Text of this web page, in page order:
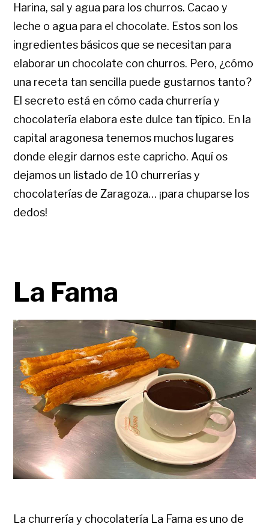
Harina, sal y agua para los churros. Cacao y
leche o agua para el chocolate. Estos son los
ingredientes básicos que se necesitan para
elaborar un chocolate con churros. Pero, ¿cómo
una receta tan sencilla puede gustarnos tanto?
El secreto está en cómo cada churrería y
chocolatería elabora este dulce tan típico. En la
capital aragonesa tenemos muchos lugares
donde elegir darnos este capricho. Aquí os
dejamos un listado de 10 churrerías y
chocolaterías de Zaragoza… ¡para chuparse los
dedos!
La Fama
La churrería y chocolatería La Fama es uno de